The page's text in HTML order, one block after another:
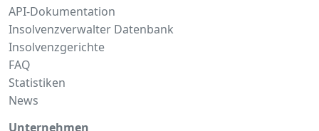
API-Dokumentation
Insolvenzverwalter Datenbank
Insolvenzgerichte
FAQ
Statistiken
News
Unternehmen